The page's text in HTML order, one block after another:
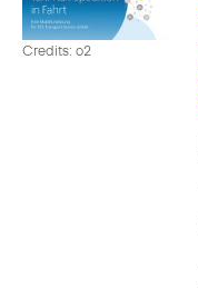
Credits: o2